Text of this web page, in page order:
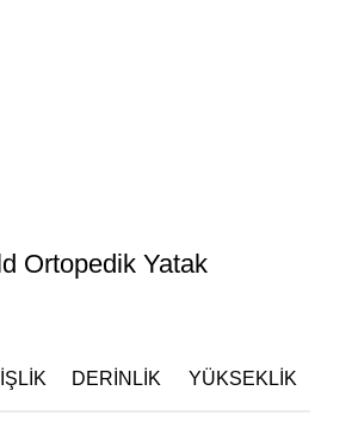
Ortopedik Yatak
DERINLIK YÜKSEKLIK